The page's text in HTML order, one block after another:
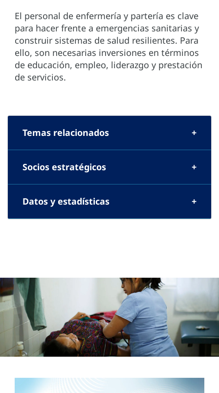
El personal de enfermería y partería es clave
para hacer frente a emergencias sanitarias y
construir sistemas de salud resilientes. Para
ello, son necesarias inversiones en términos
de educación, empleo, liderazgo y prestación
de servicios.
Temas relacionados
Socios estratégicos
Datos y estadísticas